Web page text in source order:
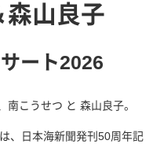
森山良子
ート2026
南こうせつ と 森山良子。
、日本海新聞発刊50周年記